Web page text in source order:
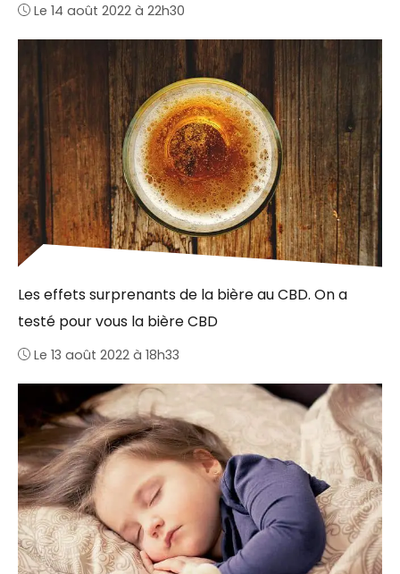
Le 14 août 2022 à 22h30
Les effets surprenants de la bière au CBD. On a
testé pour vous la bière CBD
Le 13 août 2022 à 18h33